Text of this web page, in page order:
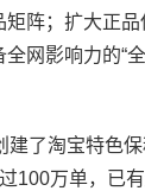
阵；扩大正
网影响力的“
建了淘宝特色
100万单，已